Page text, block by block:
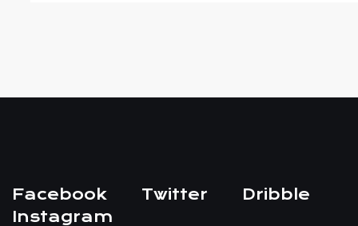
Facebook Twitter
Dribble
Instagram